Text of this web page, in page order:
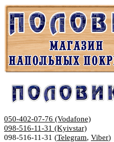
050-402-07-76 (Vodafone)
098-516-11-31 (Kyivstar)
098-516-11-31 (Telegram, Viber)